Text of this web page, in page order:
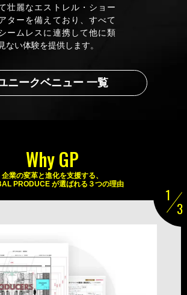
壮麗なエストレル・ショー
ターを備えており、すべて
ームレスに連携して他に類
ない体験を提供します。
ニークベニュー 一覧
企業の変革と進化を支援する、
PRODUCE が選ばれる３つの理由
Why GP
1
3